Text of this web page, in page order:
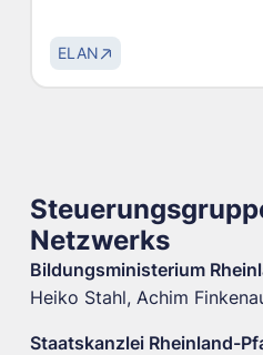
ELAN
Netzwerks
Bildungsministerium
Heiko Stahl, Achim
Staatskanzlei Rheinland-